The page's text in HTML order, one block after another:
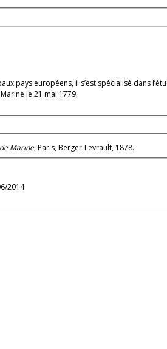
pays européens, il s’est spécialisé dans
le 21 mai 1779.
Marine, Paris, Berger-Levrault, 1878.
2014